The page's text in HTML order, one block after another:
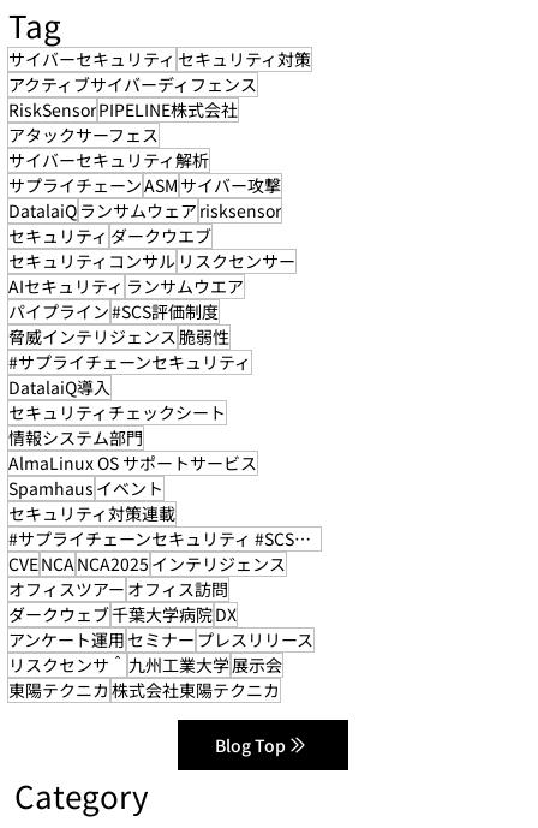
Tag
サイバーセキュリティ セキュリティ対策
アクティブサイバーディフェンス
RiskSensorPIPELINE株式会社
アタックサーフェス
サイバーセキュリティ解析
サプライチェーンASM サイバー攻撃
DatalaiQ ランサムウェア risksensor
セキュリティ ダークウエブ
セキュリティコンサル リスクセンサー
AIセキュリティ ランサムウエア
パイプライン#SCS評価制度
脅威インテリジェンス脆弱性
#サプライチェーンセキュリティ
DatalaiQ導入
セキュリティチェックシート
情報システム部門
AlmaLinux OS サポートサービス
Spamhaus イベント
セキュリティ対策連載
#サプライチェーンセキュリティ #SCS評価制度
CVENCANCA2025 インテリジェンス
オフィスツアー オフィス訪問
ダークウェブ千葉大学病院DX
アンケート運用 セミナー プレスリリース
リスクセンサ＾ 九州工業大学展示会
東陽テクニカ 株式会社東陽テクニカ
Blog Top
Category